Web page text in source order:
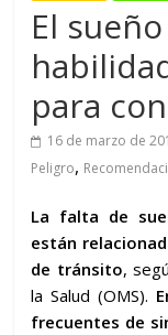
El
para
16 de marzo de
Peligro,
La falta de
están
de tránsito,
la Salud (OMS).
frecuentes de